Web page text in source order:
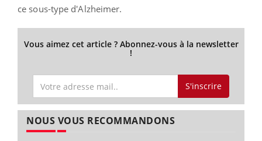
ce sous-type d'Alzheimer.
Vous aimez cet article ? Abonnez-vous à la newsletter
!
S'inscrire
NOUS VOUS RECOMMANDONS